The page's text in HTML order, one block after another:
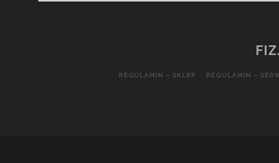
REGULAMIN – SKLEP REGULAMIN –